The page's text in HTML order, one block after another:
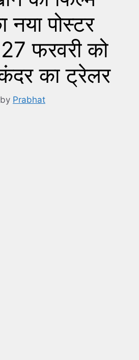
नया पोस्टर
फरवरी को
का ट्रेलर
by Prabhat